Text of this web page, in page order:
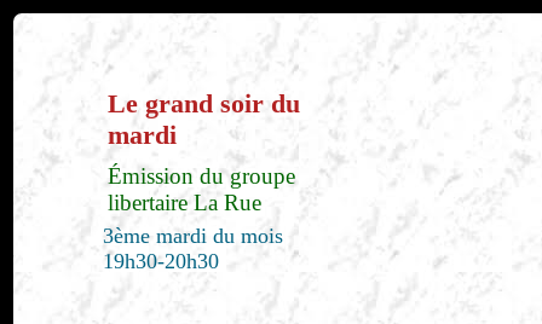
Le grand soir du
mardi
Émission du groupe
libertaire La Rue
3ème mardi du mois
19h30-20h30